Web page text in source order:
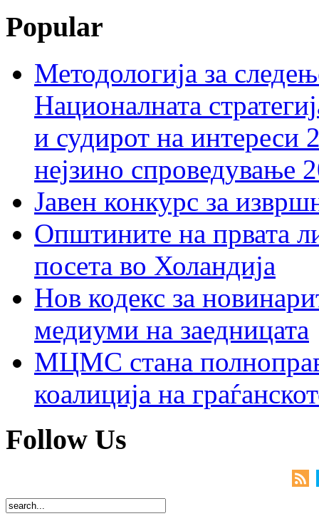
Popular
Методологија за
Националната
и судирот на интереси
нејзино спроведување
Јавен конкурс за
Општините на првата
посета во Холандија
Нов кодекс за
медиуми на заедницата
МЦМС стана
коалиција на
Follow Us